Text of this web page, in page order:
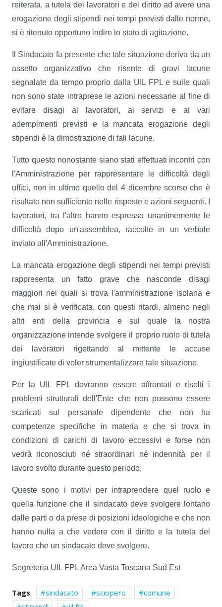
reiterata, a tutela dei lavoratori e del diritto ad avere una
erogazione degli stipendi nei tempi previsti dalle norme,
si è ritenuto opportuno indire lo stato di agitazione.
Il Sindacato fa presente che tale situazione deriva da un
assetto organizzativo che risente di gravi lacune
segnalate da tempo proprio dalla UIL FPL e sulle quali
non sono state intraprese le azioni necessarie al fine di
evitare disagi ai lavoratori, ai servizi e ai vari
adempimenti previsti e la mancata erogazione degli
stipendi è la dimostrazione di tali lacune.
Tutto questo nonostante siano stati effettuati incontri con
l'Amministrazione per rappresentare le difficoltà degli
uffici, non in ultimo quello del 4 dicembre scorso che è
risultato non sufficiente nelle risposte e azioni seguenti. I
lavoratori, tra l'altro hanno espresso unanimemente le
difficoltà dopo un'assemblea, raccolte in un verbale
inviato all'Amministrazione.
La mancata erogazione degli stipendi nei tempi previsti
rappresenta un fatto grave che nasconde disagi
maggiori nei quali si trova l'amministrazione isolana e
che mai si è verificata, con questi ritardi, almeno negli
altri enti della provincia e sul quale la nostra
organizzazione intende svolgere il proprio ruolo di tutela
dei lavoratori rigettando al mittente le accuse
ingiustificate di voler strumentalizzare tale situazione.
Per la UIL FPL dovranno essere affrontati e risolti i
problemi strutturali dell'Ente che non possono essere
scaricati sul personale dipendente che non ha
competenze specifiche in materia e che si trova in
condizioni di carichi di lavoro eccessivi e forse non
vedrà riconosciuti né straordinari né indennità per il
lavoro svolto durante questo periodo.
Queste sono i motivi per intraprendere quel ruolo e
quella funzione che il sindacato deve svolgere lontano
dalle parti o da prese di posizioni ideologiche e che non
hanno nulla a che vedere con il diritto e la tutela del
lavoro che un sindacato deve svolgere.
Segreteria UIL FPL Area Vasta Toscana Sud Est
Tags sindacato sciopero
comune